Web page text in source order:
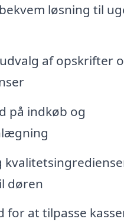
løsning til
af opskrifter
på indkøb og
døren
for at tilpasse